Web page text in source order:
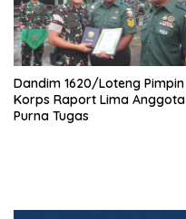
Dandim 1620/Loteng Pimpin
Korps Raport Lima Anggota
Purna Tugas